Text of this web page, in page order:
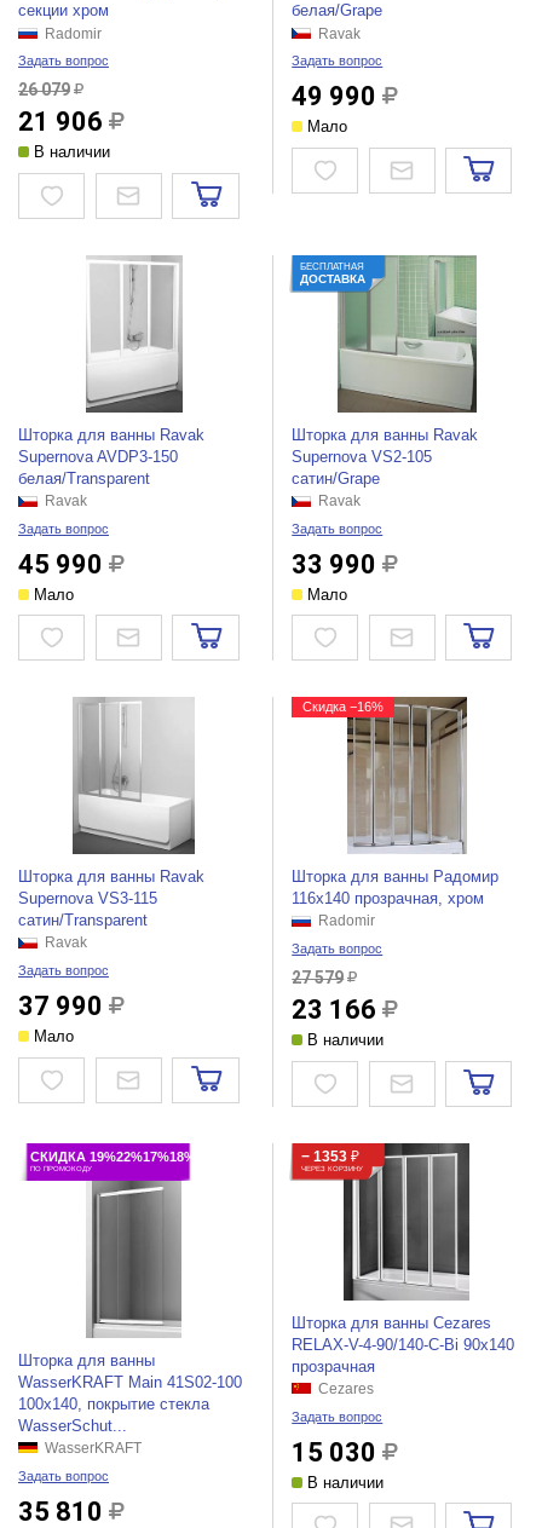
секции хром
Radomir
Задать вопрос
26 079
21 906
В наличии
белая/Grape
Ravak
Задать вопрос
49 990
Мало
Шторка для ванны Ravak
Supernova AVDP3-150
белая/Transparent
Ravak
Задать вопрос
45 990
Мало
БЕСПЛАТНАЯ
ДОСТАВКА
Шторка для ванны Ravak
Supernova VS2-105
сатин/Grape
Ravak
Задать вопрос
33 990
Мало
Шторка для ванны Ravak
Supernova VS3-115
сатин/Transparent
Ravak
Задать вопрос
37 990
Мало
Скидка −16%
Шторка для ванны Радомир
116х140 прозрачная, хром
Radomir
Задать вопрос
27 579
23 166
В наличии
СКИДКА 19%22%17%18%
ПО ПРОМОКОДУ
Шторка для ванны
WasserKRAFT Main 41S02-100
100х140, покрытие стекла
WasserSchut...
WasserKRAFT
Задать вопрос
35 810
− 1353 ₽
ЧЕРЕЗ КОРЗИНУ
Шторка для ванны Cezares
RELAX-V-4-90/140-C-Bi 90x140
прозрачная
Cezares
Задать вопрос
15 030
В наличии